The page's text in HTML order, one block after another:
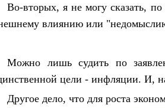
Во-вторых, я не могу сказать,
влиянию или
Можно лишь судить по
цели - инфляции. И,
Другое дело, что для роста